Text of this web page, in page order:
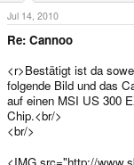
Jul 14, 2010
Re: Cannoo
<r>Bestätigt ist da
folgende Bild und das
auf einen MSI US 300
Chip.<br/>
<br/>